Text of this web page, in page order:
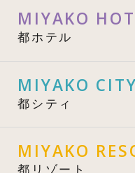
MIYAKO
都ホテル
MIYAKO CITY
都シティ
MIYAKO
都リゾート